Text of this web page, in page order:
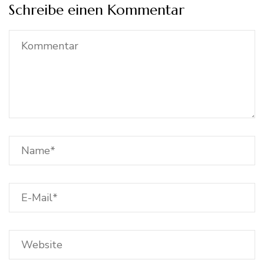
Schreibe einen Kommentar